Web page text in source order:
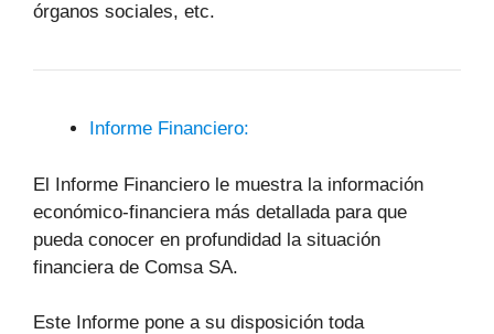
órganos sociales, etc.
Informe Financiero:
El Informe Financiero le muestra la información
económico-financiera más detallada para que
pueda conocer en profundidad la situación
financiera de Comsa SA.
Este Informe pone a su disposición toda